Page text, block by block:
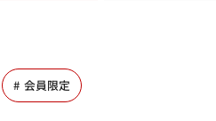
会員限定